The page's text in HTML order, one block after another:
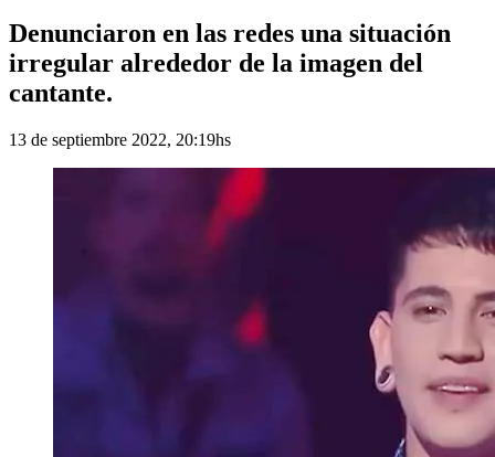
Denunciaron en las redes una situación
irregular alrededor de la imagen del
cantante.
13 de septiembre 2022, 20:19hs